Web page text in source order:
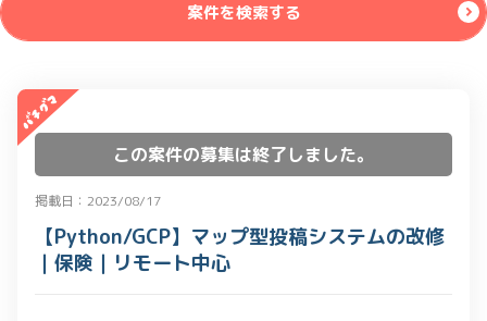
案件を検索する
この案件の募集は終了しました。
掲載日：2023/08/17
【Python/GCP】マップ型投稿システムの改修
｜保険｜リモート中心